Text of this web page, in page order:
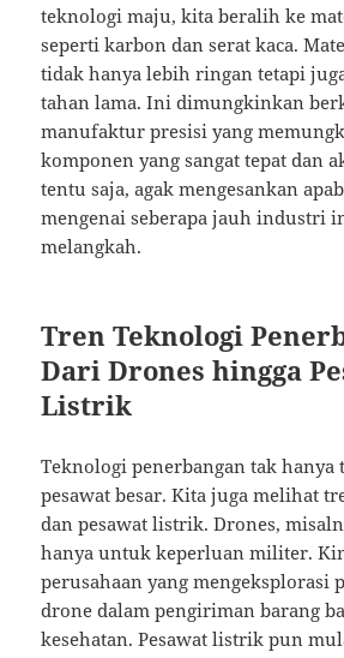
teknologi maju, kita beralih ke
seperti karbon dan serat kaca.
tidak hanya lebih ringan tetapi
tahan lama. Ini dimungkinkan
manufaktur presisi yang
komponen yang sangat tepat dan
tentu saja, agak mengesankan
mengenai seberapa jauh industri
melangkah.
Tren Teknologi
Dari Drones hingga
Listrik
Teknologi penerbangan tak hanya
pesawat besar. Kita juga melihat
dan pesawat listrik. Drones,
hanya untuk keperluan militer.
perusahaan yang mengeksplorasi
drone dalam pengiriman barang
kesehatan. Pesawat listrik pun